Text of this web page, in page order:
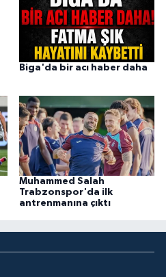
Biga'da bir acı haber daha
Muhammed Salah
Trabzonspor'da ilk
antrenmanına çıktı